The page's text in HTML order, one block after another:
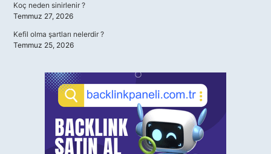
Koç neden sinirlenir ?
Temmuz 27, 2026
Kefil olma şartları nelerdir ?
Temmuz 25, 2026